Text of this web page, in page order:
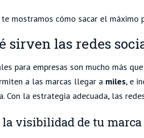
mostramos cómo sacar el máximo
sirven las redes
para empresas son mucho más
a las marcas llegar a miles, e
Con la estrategia adecuada, las
visibilidad de tu marca